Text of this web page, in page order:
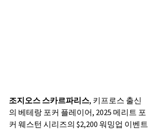
조지오스 스카르파리스, 키프로스 출신
의 베테랑 포커 플레이어, 2025 메리트 포
커 웨스턴 시리즈의 $2,200 워밍업 이벤트